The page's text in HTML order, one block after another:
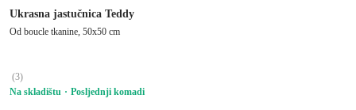
Ukrasna jastučnica Teddy
Od boucle tkanine, 50x50 cm
(3)
Na skladištu
Posljednji komadi